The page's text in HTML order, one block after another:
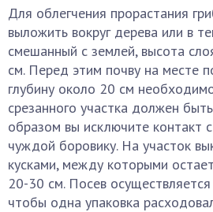
Для облегчения прорастания
выложить вокруг дерева или в
смешанный с землей, высота
см. Перед этим почву на месте
глубину около 20 см
срезанного участка должен
образом вы исключите контакт
чуждой боровику. На участок
кусками, между которыми
20-30 см. Посев
чтобы одна упаковка